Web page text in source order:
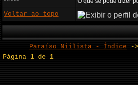
Voltar ao topo
Paraíso Niilista - Índice -
Página1 de1